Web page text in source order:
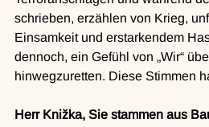
schrieben, erzählen von Krieg,
Einsamkeit und erstarkendem
dennoch, ein Gefühl von „Wir“
hinwegzuretten. Diese Stimmen
Herr Knižka, Sie stammen aus